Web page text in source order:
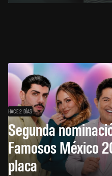
HACE 2 DÍAS
Segunda
Famosos México
placa